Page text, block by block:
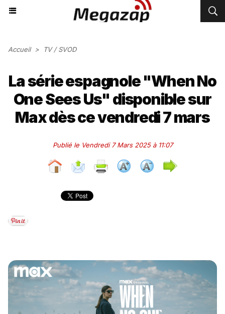
Accueil > TV / SVOD
La série espagnole "When No
One Sees Us" disponible sur
Max dès ce vendredi 7 mars
Publié le Vendredi 7 Mars 2025 à 11:07